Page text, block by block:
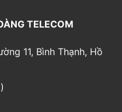
TELECOM
11, Bình Thạnh, Hồ